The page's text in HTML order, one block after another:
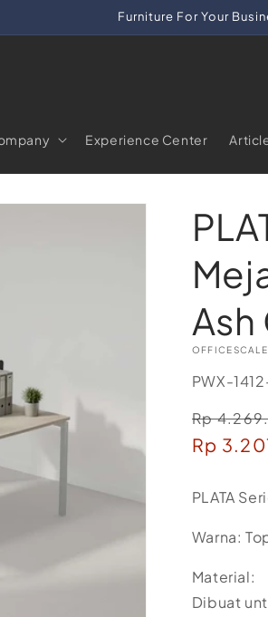
Furniture For Your
Experience Center
Ash
OFFICESCALE
SKU:
PWX-
Regular
price
Rp
Sale
Rp
PLATA
Warna:
Material:
Dibuat